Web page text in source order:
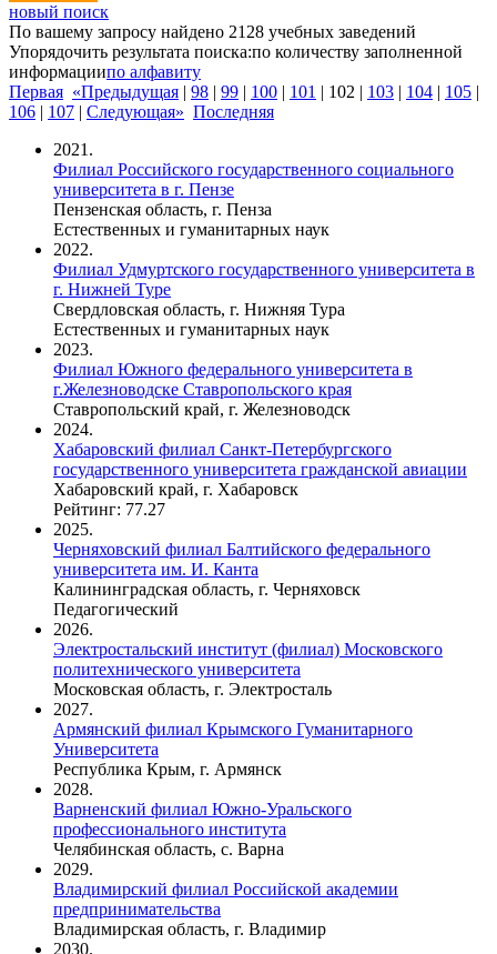
новый поиск
По вашему запросу найдено 2128 учебных заведений
Упорядочить результата поиска:по количеству заполненной
информациипо алфавиту
Первая «Предыдущая | 98 | 99 | 100 | 101 | 102 | 103 | 104 | 105 |
106 | 107 | Следующая» Последняя
2021.
Филиал Российского государственного социального
университета в г. Пензе
Пензенская область, г. Пенза
Естественных и гуманитарных наук
2022.
Филиал Удмуртского государственного университета в
г. Нижней Туре
Свердловская область, г. Нижняя Тура
Естественных и гуманитарных наук
2023.
Филиал Южного федерального университета в
г.Железноводске Ставропольского края
Ставропольский край, г. Железноводск
2024.
Хабаровский филиал Санкт-Петербургского
государственного университета гражданской авиации
Хабаровский край, г. Хабаровск
Рейтинг: 77.27
2025.
Черняховский филиал Балтийского федерального
университета им. И. Канта
Калининградская область, г. Черняховск
Педагогический
2026.
Электростальский институт (филиал) Московского
политехнического университета
Московская область, г. Электросталь
2027.
Армянский филиал Крымского Гуманитарного
Университета
Республика Крым, г. Армянск
2028.
Варненский филиал Южно-Уральского
профессионального института
Челябинская область, с. Варна
2029.
Владимирский филиал Российской академии
предпринимательства
Владимирская область, г. Владимир
2030.